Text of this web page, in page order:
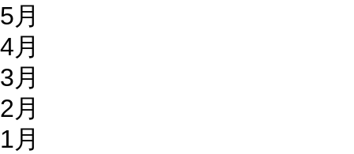
5月
4月
3月
2月
1月